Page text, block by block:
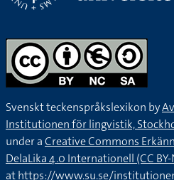
Svenskt teckenspråkslexikon by
Institutionen för lingvistik,
under aCreative Commons
DelaLika 4.0 Internationell (CC BY-
athttps://www.su.se/